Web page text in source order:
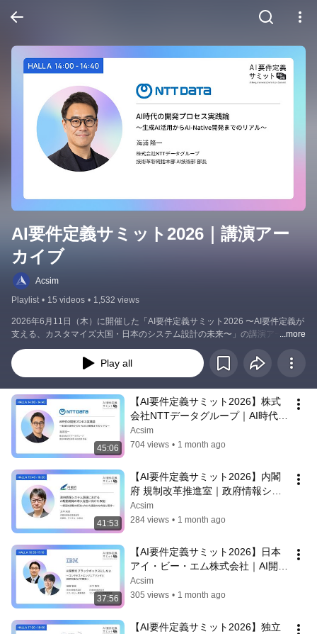
AI要件定義サミット2026｜講演アー
カイブ
Acsim
Playlist • 15 videos • 1,532 views
2026年6月11日（木）に開催した「AI要件定義サミット2026 〜AI要件定義が
支える、カスタマイズ大国・日本のシステム設計の未来〜」の講演アーカイ
ブ動画をまとめた再生リストです。
...more
Play all
45:06
【AI要件定義サミット2026】株式
会社NTTデータグループ｜AI時代の
開発プロセス実践論〜生成AI活用か
らAI-Native開発までのリアル〜
Acsim
704 views • 1 month ago
41:53
【AI要件定義サミット2026】内閣
府 規制改革推進室｜政府情報シス
テム調達におけるAI駆動開発の導入
促進に向けた取組〜構造的課題の解
Acsim
284 views • 1 month ago
37:56
【AI要件定義サミット2026】日本
アイ・ビー・エム株式会社｜AI開発
をブラックボックスにしない〜コン
テキストエンジニアリングと説明可
Acsim
305 views • 1 month ago
【AI要件定義サミット2026】独立